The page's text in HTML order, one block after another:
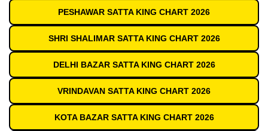
PESHAWAR SATTA KING CHART 2026
SHRI SHALIMAR SATTA KING CHART 2026
DELHI BAZAR SATTA KING CHART 2026
VRINDAVAN SATTA KING CHART 2026
KOTA BAZAR SATTA KING CHART 2026